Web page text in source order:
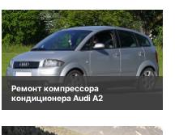
Ремонт компрессора
кондиционера Audi A2